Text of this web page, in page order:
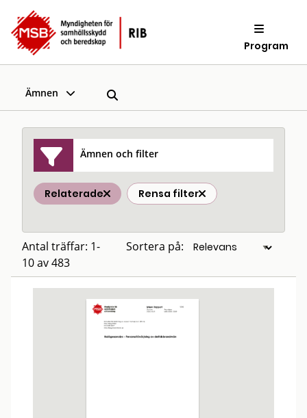
Program
Ämnen
Ämnen och filter
Relaterade Rensa filter
Antal träffar: 1-
10 av 483
Sortera på: